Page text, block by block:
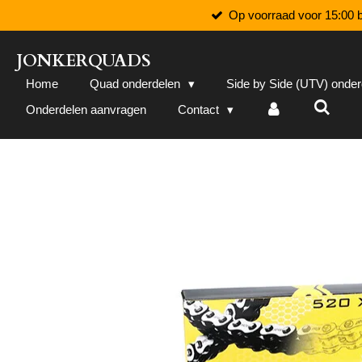
direct
naar
de
hoofdinhoud
Op voorraad voor 15:00
JONKERQUADS
Home Quad onderdelen
Side by Side (UTV)
Onderdelen aanvragen
Contact